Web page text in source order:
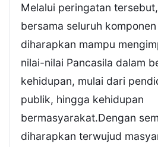
Melalui peringatan
bersama seluruh
diharapkan mampu
nilai-nilai Pancasila dalam
kehidupan, mulai dari
publik, hingga kehidupan
bermasyarakat.Dengan
diharapkan terwujud